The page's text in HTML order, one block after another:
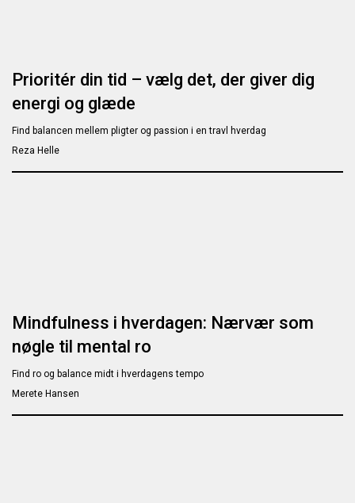
Prioritér din tid – vælg det, der giver dig
energi og glæde
Find balancen mellem pligter og passion i en travl hverdag
Reza Helle
Mindfulness i hverdagen: Nærvær som
nøgle til mental ro
Find ro og balance midt i hverdagens tempo
Merete Hansen